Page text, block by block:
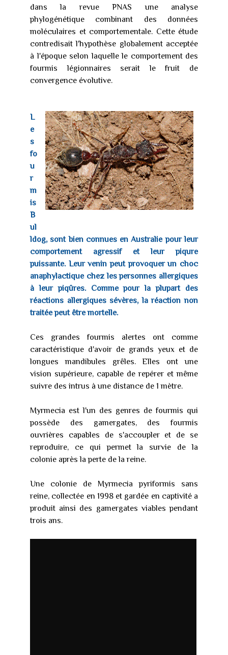
dans la revue PNAS une analyse
phylogénétique combinant des données
moléculaires et comportementale. Cette étude
contredisait l'hypothèse globalement acceptée
à l'époque selon laquelle le comportement des
fourmis légionnaires serait le fruit de
convergence évolutive.
L
e
s
fo
u
r
m
is
B
ul
ldog, sont bien connues en Australie pour leur
comportement agressif et leur piqure
puissante. Leur venin peut provoquer un choc
anaphylactique chez les personnes allergiques
à leur piqûres. Comme pour la plupart des
réactions allergiques sévères, la réaction non
traitée peut être mortelle.
Ces grandes fourmis alertes ont comme
caractéristique d'avoir de grands yeux et de
longues mandibules grêles. Elles ont une
vision supérieure, capable de repérer et même
suivre des intrus à une distance de 1 mètre.
Myrmecia est l'un des genres de fourmis qui
possède des gamergates, des fourmis
ouvrières capables de s'accoupler et de se
reproduire, ce qui permet la survie de la
colonie après la perte de la reine.
Une colonie de Myrmecia pyriformis sans
reine, collectée en 1998 et gardée en captivité a
produit ainsi des gamergates viables pendant
trois ans.